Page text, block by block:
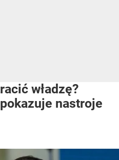
władzę?
nastroje